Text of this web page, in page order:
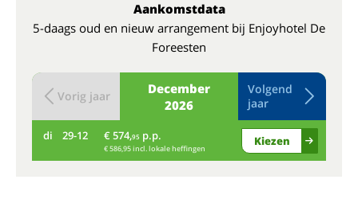
Aankomstdata
5-daags oud en nieuw arrangement bij Enjoyhotel De
Foreesten
December
2026
Vorig jaar
Volgend
jaar
di 29-12 € 574,95 p.p.
€ 586,95 incl. lokale heffingen
Kiezen